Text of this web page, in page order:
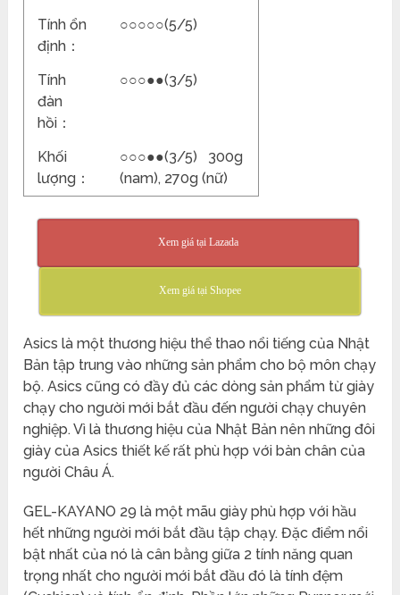
Tính ổn
định：
○○○○○(5/5)
Tính
đàn
hồi：
○○○●●(3/5)
Khối
lượng：
○○○●●(3/5) 300g
(nam), 270g (nữ)
Xem giá tại Lazada
Xem giá tại Shopee
Asics là một thương hiệu thể thao nổi tiếng của Nhật
Bản tập trung vào những sản phẩm cho bộ môn chạy
bộ. Asics cũng có đầy đủ các dòng sản phẩm từ giày
chạy cho người mới bắt đầu đến người chạy chuyên
nghiệp. Vì là thương hiệu của Nhật Bản nên những đôi
giày của Asics thiết kế rất phù hợp với bàn chân của
người Châu Á.
GEL-KAYANO 29 là một mãu giày phù hợp với hầu
hết những người mới bắt đầu tập chạy. Đặc điểm nổi
bật nhất của nó là cân bằng giữa 2 tính năng quan
trọng nhất cho người mới bắt đầu đó là tính đệm